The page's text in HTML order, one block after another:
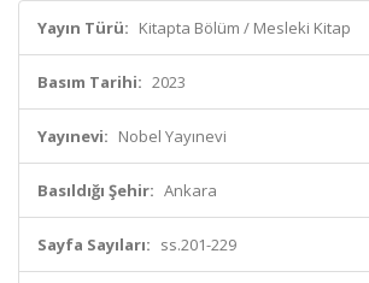
Yayın Türü: Kitapta Bölüm / Mesleki Kitap
Basım Tarihi: 2023
Yayınevi: Nobel Yayınevi
Basıldığı Şehir: Ankara
Sayfa Sayıları: ss.201-229